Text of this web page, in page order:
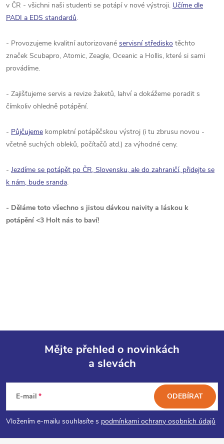
v ČR - všichni naši studenti se potápí v nové výstroji. Učíme dle
PADI a EDS standardů.
- Provozujeme kvalitní autorizované servisní středisko těchto
značek Scubapro, Atomic, Zeagle, Oceanic a Hollis, které si sami
provádíme.
- Zajišťujeme servis a revize žaketů, lahví a dokážeme poradit s
čímkoliv ohledně potápění.
- Půjčujeme kompletní potápěčskou výstroj (i tu zbrusu novou -
včetně suchých obleků, počítačů atd.) za výhodné ceny.
- Jezdíme se potápět po ČR, Slovensku, ale do zahraničí, přidejte se
k nám, bude sranda.
- Děláme toto všechno s jistou dávkou naivity a láskou k
potápění <3 Holt nás to baví!
p
Mějte přehled o novinkách
a slevách
E-mail
Vložením e-mailu souhlasíte s podmínkami ochrany osobních údajů
ODEBÍRAT